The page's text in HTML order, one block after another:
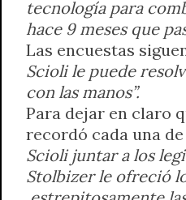
tecnología para
hace 9 meses que
Las encuestas
Scioli le puede
con las manos”.
Para dejar en claro
recordó cada una
Scioli juntar a los
Stolbizer le ofreció